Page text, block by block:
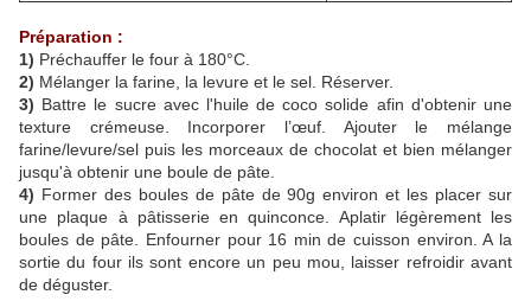
Préparation :
1) Préchauffer le four à 180°C.
2) Mélanger la farine, la levure et le sel. Réserver.
3) Battre le sucre avec l'huile de coco solide afin d'obtenir une
texture crémeuse. Incorporer l’œuf. Ajouter le mélange
farine/levure/sel puis les morceaux de chocolat et bien mélanger
jusqu'à obtenir une boule de pâte.
4) Former des boules de pâte de 90g environ et les placer sur
une plaque à pâtisserie en quinconce. Aplatir légèrement les
boules de pâte. Enfourner pour 16 min de cuisson environ. A la
sortie du four ils sont encore un peu mou, laisser refroidir avant
de déguster.